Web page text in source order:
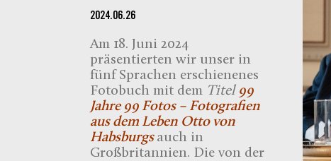
2024.06.26
Am 18. Juni 2024
präsentierten wir unser in
fünf Sprachen erschienenes
Fotobuch mit dem Titel 99
Jahre 99 Fotos – Fotografien
aus dem Leben Otto von
Habsburgs auch in
Großbritannien. Die von der